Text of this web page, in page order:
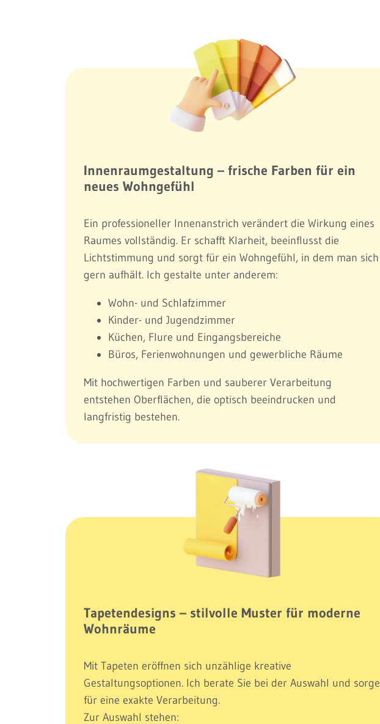
Innenraumgestaltung – frische Farben für ein
neues Wohngefühl
Ein professioneller Innenanstrich verändert die Wirkung eines
Raumes vollständig. Er schafft Klarheit, beeinflusst die
Lichtstimmung und sorgt für ein Wohngefühl, in dem man sich
gern aufhält. Ich gestalte unter anderem:
Wohn- und Schlafzimmer
Kinder- und Jugendzimmer
Küchen, Flure und Eingangsbereiche
Büros, Ferienwohnungen und gewerbliche Räume
Mit hochwertigen Farben und sauberer Verarbeitung
entstehen Oberflächen, die optisch beeindrucken und
langfristig bestehen.
Tapetendesigns – stilvolle Muster für moderne
Wohnräume
Mit Tapeten eröffnen sich unzählige kreative
Gestaltungsoptionen. Ich berate Sie bei der Auswahl und sorge
für eine exakte Verarbeitung.
Zur Auswahl stehen: